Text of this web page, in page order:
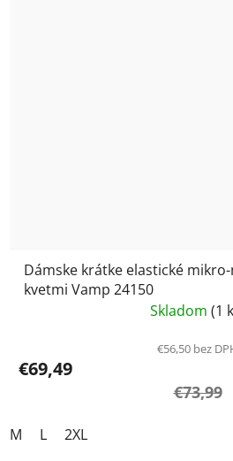
Dámske krátke elastické
kvetmi Vamp 24150
Skladom (1
€56,50 bez
€69,49
€73,99
M L 2XL